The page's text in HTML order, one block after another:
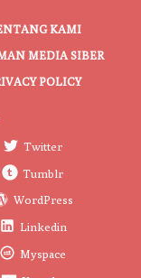
KAMI
MEDIA SIBER
POLICY
Twitter
Tumblr
WordPress
Linkedin
Myspace